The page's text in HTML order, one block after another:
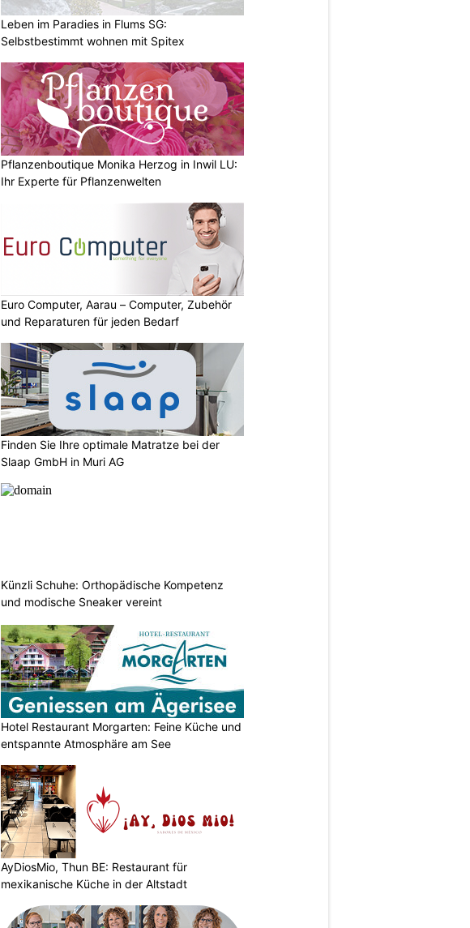
Leben im Paradies in Flums SG:
Selbstbestimmt wohnen mit Spitex
Pflanzenboutique Monika Herzog in Inwil LU:
Ihr Experte für Pflanzenwelten
Euro Computer, Aarau – Computer, Zubehör
und Reparaturen für jeden Bedarf
Finden Sie Ihre optimale Matratze bei der
Slaap GmbH in Muri AG
Künzli Schuhe: Orthopädische Kompetenz
und modische Sneaker vereint
Hotel Restaurant Morgarten: Feine Küche und
entspannte Atmosphäre am See
AyDiosMio, Thun BE: Restaurant für
mexikanische Küche in der Altstadt